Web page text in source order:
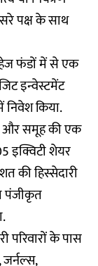
पक्ष के साथ
फंडों में से एक
इन्वेस्टमेंट
निवेश किया.
और समूह की एक
इक्विटी शेयर
की हिस्सेदारी
पंजीकृत
परिवारों के पास